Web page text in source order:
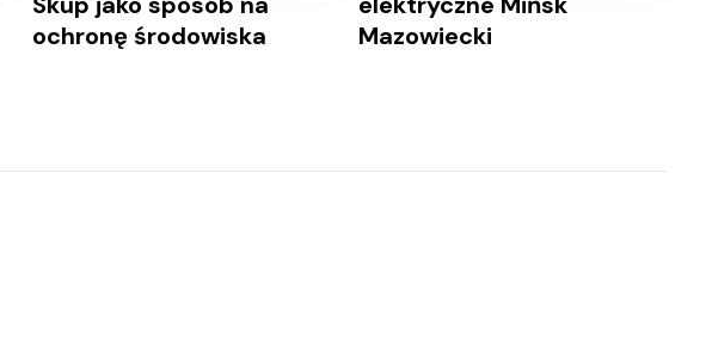
ochronę środowiska
Mazowiecki